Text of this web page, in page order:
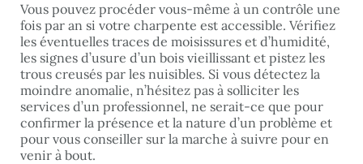
Vous pouvez procéder vous-même à un contrôle une
fois par an si votre charpente est accessible. Vérifiez
les éventuelles traces de moisissures et d’humidité,
les signes d’usure d’un bois vieillissant et pistez les
trous creusés par les nuisibles. Si vous détectez la
moindre anomalie, n’hésitez pas à solliciter les
services d’un professionnel, ne serait-ce que pour
confirmer la présence et la nature d’un problème et
pour vous conseiller sur la marche à suivre pour en
venir à bout.